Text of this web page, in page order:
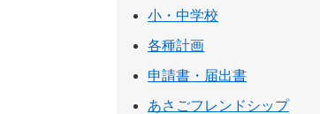
小・中学校
各種計画
申請書・届出書
あさごフレンドシップ